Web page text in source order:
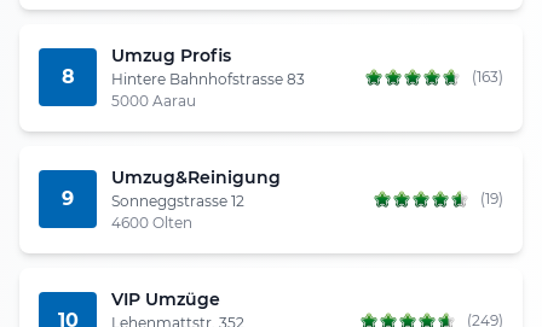
8
Umzug Profis
Hintere Bahnhofstrasse 83
5000 Aarau
(163)
9
Umzug&Reinigung
Sonneggstrasse 12
4600 Olten
(19)
10
VIP Umzüge
Lehenmattstr. 352
(249)